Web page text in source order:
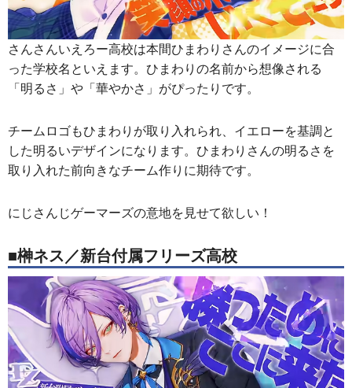
さんさんいえろー高校は本間ひまわりさんのイメージに合
った学校名といえます。ひまわりの名前から想像される
「明るさ」や「華やかさ」がぴったりです。
チームロゴもひまわりが取り入れられ、イエローを基調と
した明るいデザインになります。ひまわりさんの明るさを
取り入れた前向きなチーム作りに期待です。
にじさんじゲーマーズの意地を見せて欲しい！
■榊ネス／新台付属フリーズ高校